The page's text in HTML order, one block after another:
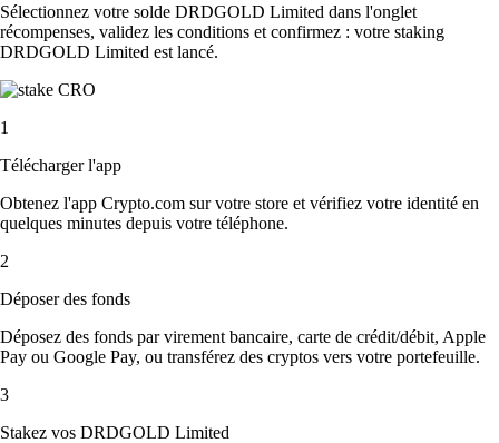
Sélectionnez votre solde DRDGOLD Limited dans l'onglet
récompenses, validez les conditions et confirmez : votre staking
DRDGOLD Limited est lancé.
1
Télécharger l'app
Obtenez l'app Crypto.com sur votre store et vérifiez votre identité en
quelques minutes depuis votre téléphone.
2
Déposer des fonds
Déposez des fonds par virement bancaire, carte de crédit/débit, Apple
Pay ou Google Pay, ou transférez des cryptos vers votre portefeuille.
3
Stakez vos DRDGOLD Limited